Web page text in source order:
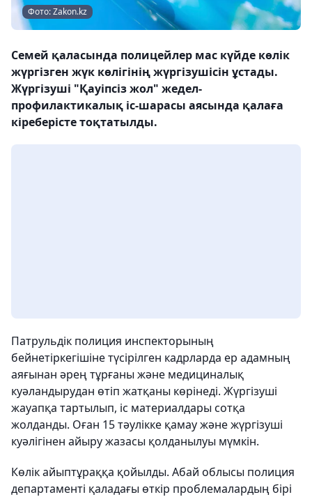
Фото: Zakon.kz
Семей қаласында полицейлер мас күйде көлік
жүргізген жүк көлігінің жүргізушісін ұстады.
Жүргізуші "Қауіпсіз жол" жедел-
профилактикалық іс-шарасы аясында қалаға
кіреберісте тоқтатылды.
Патрульдік полиция инспекторының
бейнетіркегішіне түсірілген кадрларда ер адамның
аяғынан әрең тұрғаны және медициналық
куәландырудан өтіп жатқаны көрінеді. Жүргізуші
жауапқа тартылып, іс материалдары сотқа
жолданды. Оған 15 тәулікке қамау және жүргізуші
куәлігінен айыру жазасы қолданылуы мүмкін.
Көлік айыптұраққа қойылды. Абай облысы полиция
департаменті қаладағы өткір проблемалардың бірі